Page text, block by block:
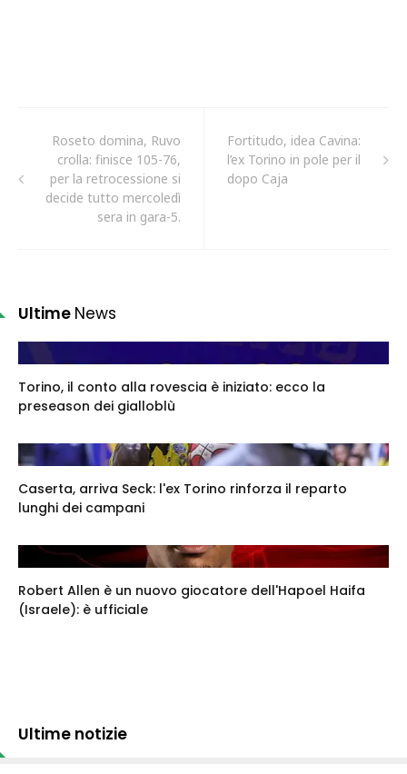
Roseto domina, Ruvo
crolla: finisce 105-76,
per la retrocessione si
decide tutto mercoledì
sera in gara-5.
Fortitudo, idea Cavina:
l’ex Torino in pole per il
dopo Caja
Ultime News
Torino, il conto alla rovescia è iniziato: ecco la
preseason dei gialloblù
Caserta, arriva Seck: l'ex Torino rinforza il reparto
lunghi dei campani
Robert Allen è un nuovo giocatore dell'Hapoel Haifa
(Israele): è ufficiale
Ultime notizie